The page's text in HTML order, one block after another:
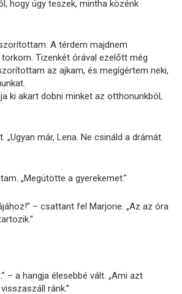
hogy úgy teszek, mintha közénk
A térdem majdnem
Tizenkét órával ezelőtt még
az ajkam, és megígértem neki,
ki akart dobni minket az otthonunkból,
„Ugyan már, Lena. Ne csináld a drámát.
„Megütötte a gyerekemet.”
– csattant fel Marjorie. „Az az óra
– a hangja élesebbé vált. „Ami azt
ránk.”